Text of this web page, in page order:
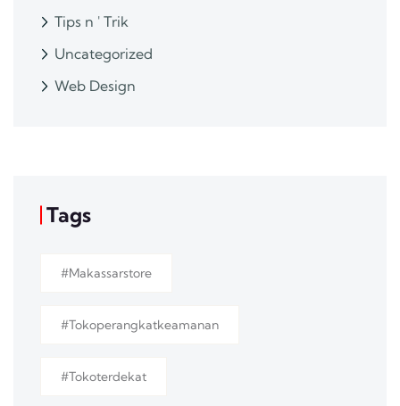
Tips n ' Trik
Uncategorized
Web Design
Tags
#makassarstore
#tokoperangkatkeamanan
#tokoterdekat